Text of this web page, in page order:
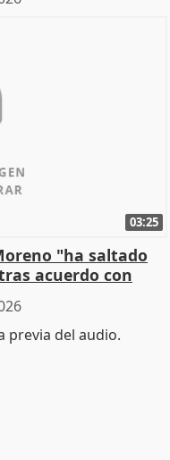
03:25
"ha saltado
acuerdo con